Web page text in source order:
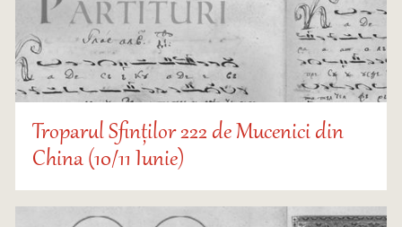
Troparul Sfinților 222 de Mucenici din
China (10/11 Iunie)